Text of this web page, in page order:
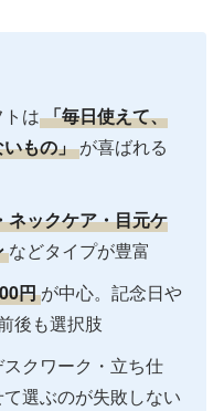
は「毎日使えて、
もの」 が喜ばれる
ネックケア・目元ケ
などタイプが豊富
円 が中心。記念日や
後も選択肢
クワーク・立ち仕
選ぶのが失敗しない